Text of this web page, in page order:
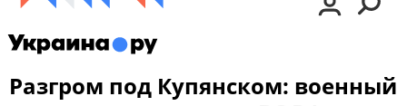
Разгром под Купянском: военный